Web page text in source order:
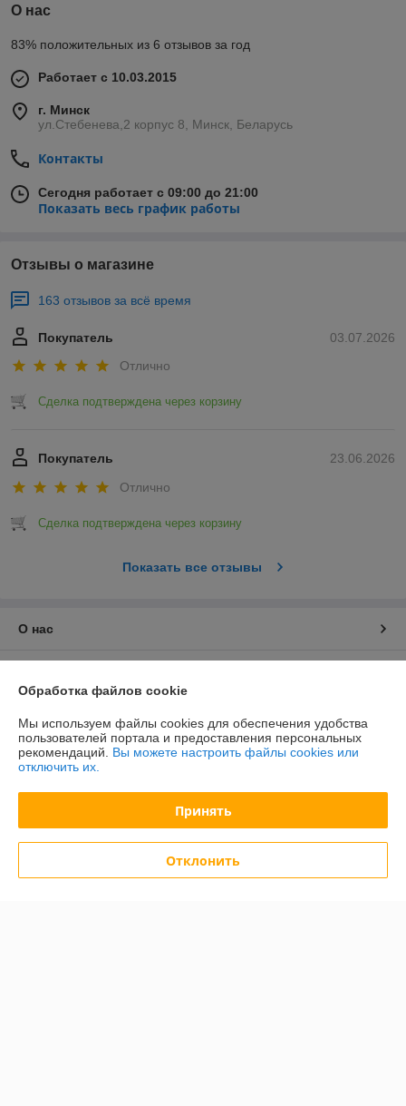
О нас
83% положительных из 6 отзывов за год
Работает с 10.03.2015
г. Минск
ул.Стебенева,2 корпус 8, Минск, Беларусь
Контакты
Сегодня работает с 09:00 до 21:00
Показать весь график работы
Отзывы о магазине
163 отзывов за всё время
03.07.2026
Покупатель
Отлично
Сделка подтверждена через корзину
23.06.2026
Покупатель
Отлично
Сделка подтверждена через корзину
Показать все отзывы
О нас
График работы
Полная версия сайта
Политика обработки cookies
Обработка файлов cookie
Мы используем файлы cookies для обеспечения удобства
пользователей портала и предоставления персональных
рекомендаций. Вы можете настроить файлы cookies или
отключить их.
Принять
Отклонить